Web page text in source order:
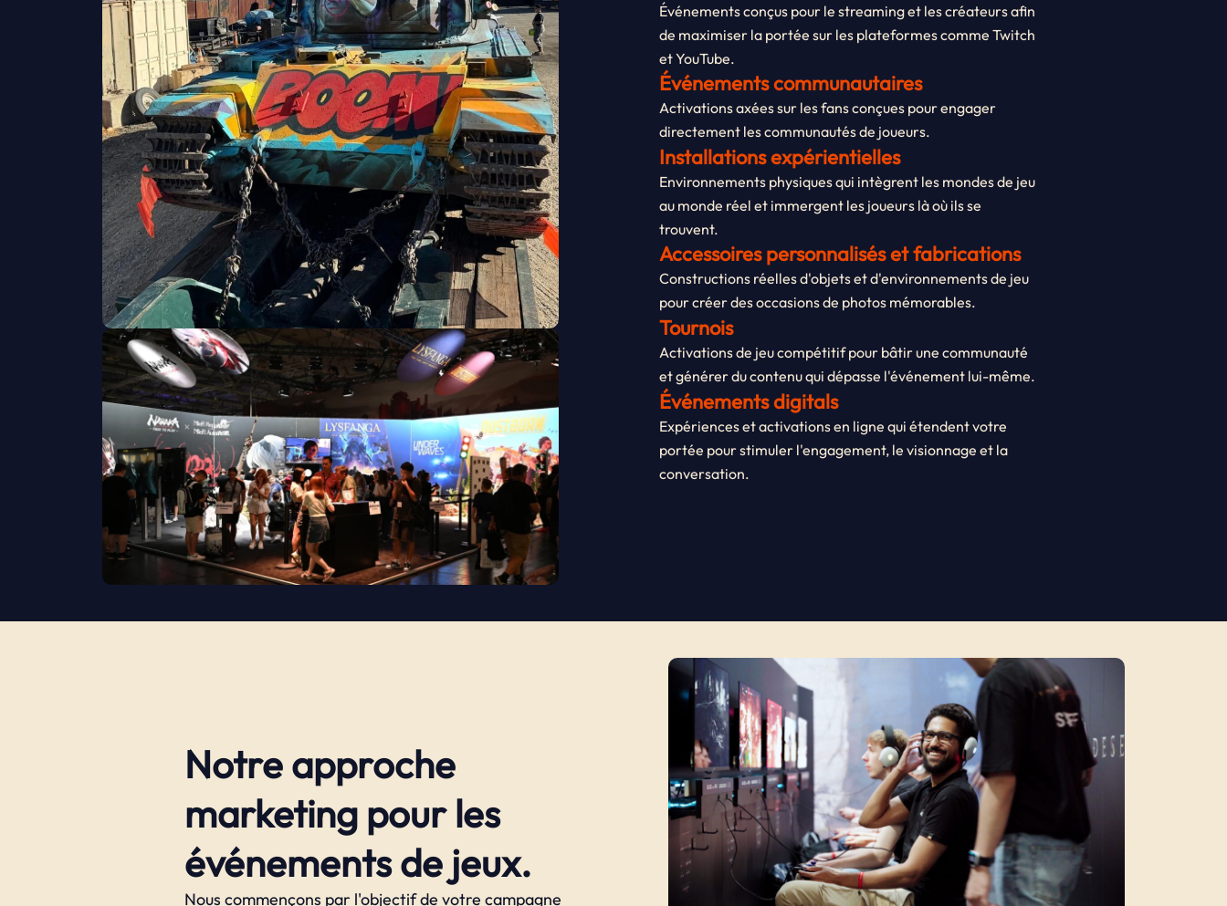
Événements conçus pour le streaming et les créateurs afin
de maximiser la portée sur les plateformes comme Twitch
et YouTube.
Événements communautaires
Activations axées sur les fans conçues pour engager
directement les communautés de joueurs.
Installations expérientielles
Environnements physiques qui intègrent les mondes de jeu
au monde réel et immergent les joueurs là où ils se
trouvent.
Accessoires personnalisés et fabrications
Constructions réelles d'objets et d'environnements de jeu
pour créer des occasions de photos mémorables.
Tournois
Activations de jeu compétitif pour bâtir une communauté
et générer du contenu qui dépasse l'événement lui-même.
Événements digitals
Expériences et activations en ligne qui étendent votre
portée pour stimuler l'engagement, le visionnage et la
conversation.
Notre approche
marketing pour les
événements de jeux.
Nous commençons par l'objectif de votre campagne